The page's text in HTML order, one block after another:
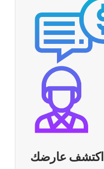
اكتشف عارضك